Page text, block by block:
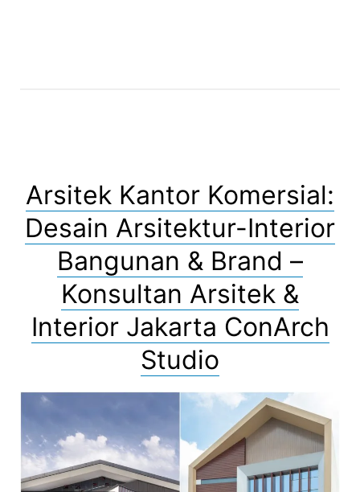
Arsitek Kantor Komersial:
Desain Arsitektur-Interior
Bangunan & Brand –
Konsultan Arsitek &
Interior Jakarta ConArch
Studio